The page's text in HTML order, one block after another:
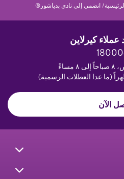
انضمي إلى نادي بدياشور®
كيرلاين